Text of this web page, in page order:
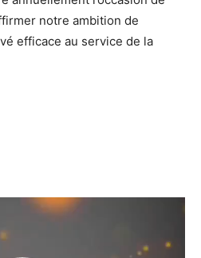
notre ambition de
efficace au service de la
Lecteur